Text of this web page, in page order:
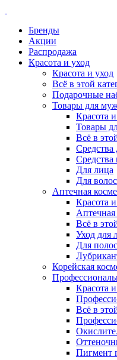
Бренды
Акции
Распродажа
Красота и уход
Красота и уход
Всё в этой
Подарочные
Товары для
Красота
Товары
Всё в
Средства
Средства
Для лица
Для
Аптечная
Красота
Аптечная
Всё в
Уход для
Для
Корейская
Красота
Всё в
Пигмент